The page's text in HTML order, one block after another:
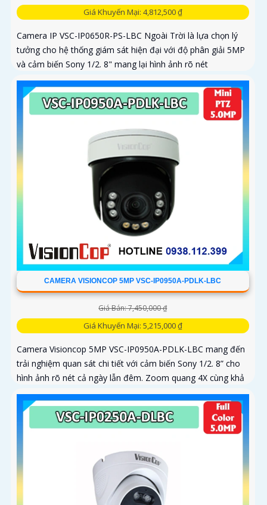
Giá Khuyến Mại: 4,812,500 ₫
Camera IP VSC-IP0650R-PS-LBC Ngoài Trời là lựa chọn lý
tưởng cho hệ thống giám sát hiện đại với độ phân giải 5MP
và cảm biến Sony 1/2. 8" mang lại hình ảnh rõ nét
CAMERA VISIONCOP 5MP VSC-IP0950A-PDLK-LBC
Giá Bán: 7,450,000 ₫
Giá Khuyến Mại: 5,215,000 ₫
Camera Visioncop 5MP VSC-IP0950A-PDLK-LBC mang đến
trải nghiệm quan sát chi tiết với cảm biến Sony 1/2. 8” cho
hình ảnh rõ nét cả ngày lẫn đêm. Zoom quang 4X cùng khả
năng xoay...